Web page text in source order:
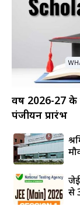
वर्ष 2026-27 के
पंजीयन प्रारंभ
से